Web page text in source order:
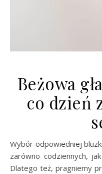
Beżowa
co dzień
Wybór odpowiedniej bluzki to kluczowy element kreowania
zarówno codziennych,
Dlatego też, pragniemy